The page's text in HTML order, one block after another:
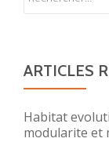
ARTICLES
Habitat
modularite et